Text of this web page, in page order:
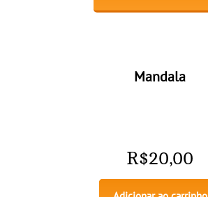
Mandala
R$20,00